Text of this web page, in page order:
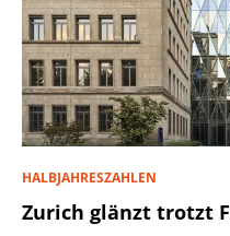
HALBJAHRESZAHLEN
Zurich glänzt trotzt